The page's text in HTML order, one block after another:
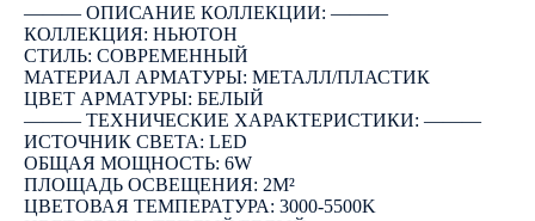
――― ОПИСАНИЕ КОЛЛЕКЦИИ: ―――
КОЛЛЕКЦИЯ: НЬЮТОН
СТИЛЬ: СОВРЕМЕННЫЙ
МАТЕРИАЛ АРМАТУРЫ: МЕТАЛЛ/ПЛАСТИК
ЦВЕТ АРМАТУРЫ: БЕЛЫЙ
――― ТЕХНИЧЕСКИЕ ХАРАКТЕРИСТИКИ: ―――
ИСТОЧНИК СВЕТА: LED
ОБЩАЯ МОЩНОСТЬ: 6W
ПЛОЩАДЬ ОСВЕЩЕНИЯ: 2М²
ЦВЕТОВАЯ ТЕМПЕРАТУРА: 3000-5500K